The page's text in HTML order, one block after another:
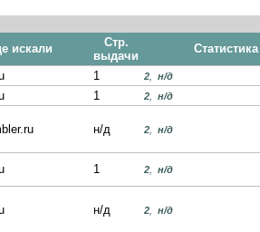
искали
Стр.
выдачи
Статистика
1 2 н/д
1 2 н/д
н/д 2 н/д
1 2 н/д
н/д 2 н/д